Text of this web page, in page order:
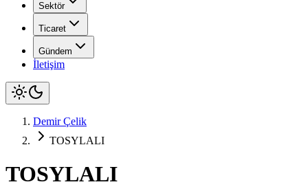
Sektör
Ticaret
Gündem
İletişim
Demir Çelik
TOSYLALI
TOSYLALI